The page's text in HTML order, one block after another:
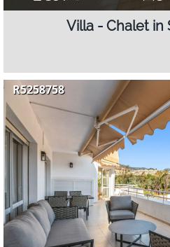
Villa - Chalet in
R5258758